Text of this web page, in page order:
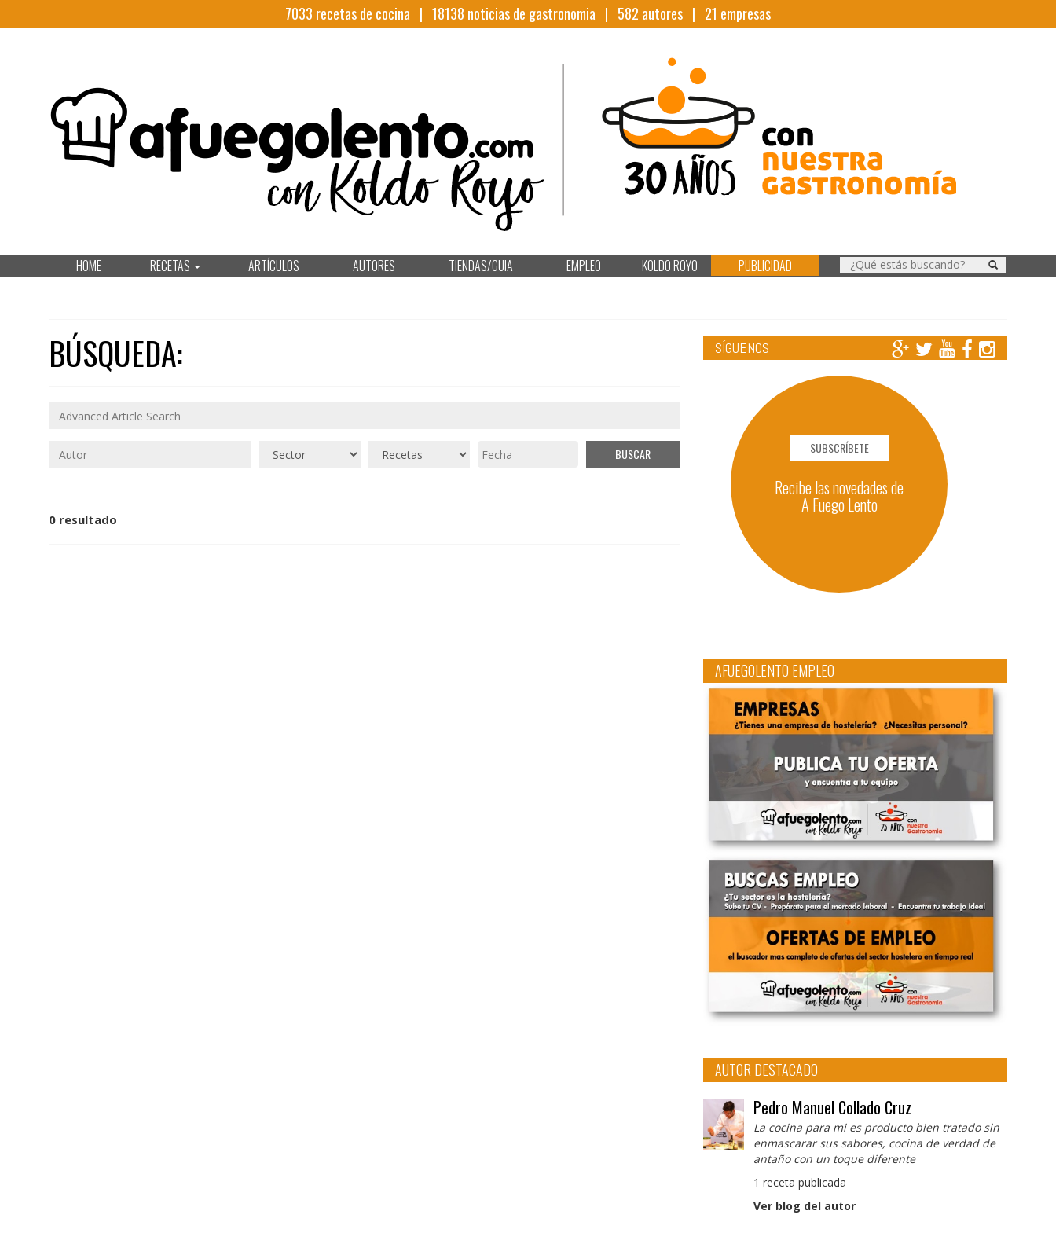
7033 recetas de cocina | 18138 noticias de gastronomia | 582 autores | 21 empresas
HOME RECETAS ARTÍCULOS AUTORES TIENDAS/GUIA EMPLEO KOLDO ROYO PUBLICIDAD
BÚSQUEDA:
0 resultado
SÍGUENOS
SUBSCRÍBETE
Recibe las novedades de
A Fuego Lento
AFUEGOLENTO EMPLEO
AUTOR DESTACADO
Pedro Manuel Collado Cruz
La cocina para mi es producto bien tratado sin
enmascarar sus sabores, cocina de verdad de
antaño con un toque diferente
1 receta publicada
Ver blog del autor